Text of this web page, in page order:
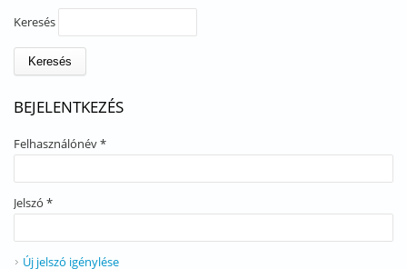
Keresés
BEJELENTKEZÉS
Felhasználónév*
Jelszó *
Új jelszó igénylése